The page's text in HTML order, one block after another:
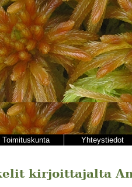
Toimituskunta Yhteystiedot
kirjoittajalta